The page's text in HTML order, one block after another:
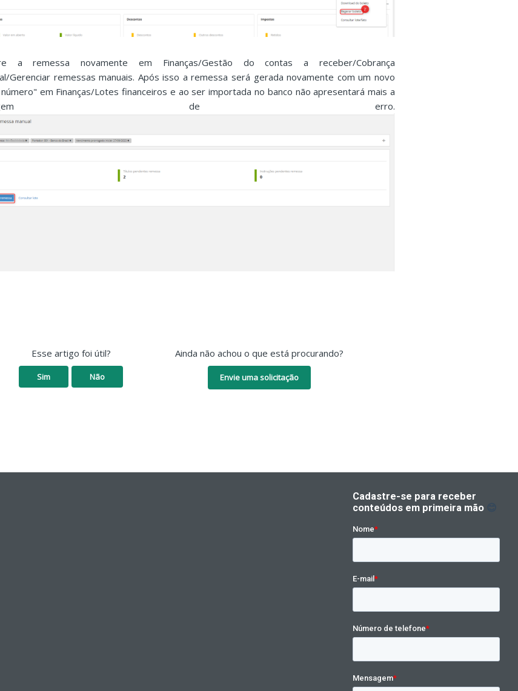
a remessa novamente em Finanças/Gestão do contas a receber/Cobrança
Gerenciar remessas manuais. Após isso a remessa será gerada novamente com um novo
em Finanças/Lotes financeiros e ao ser importada no banco não apresentará mais a
de erro.
Esse artigo foi útil?
Sim Não
Ainda não achou o que está procurando?
Envie uma solicitação